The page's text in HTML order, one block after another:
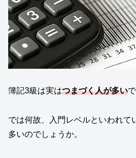
簿記3級は実はつまづく人が多い
では何故、入門レベルといわれて
多いのでしょうか。